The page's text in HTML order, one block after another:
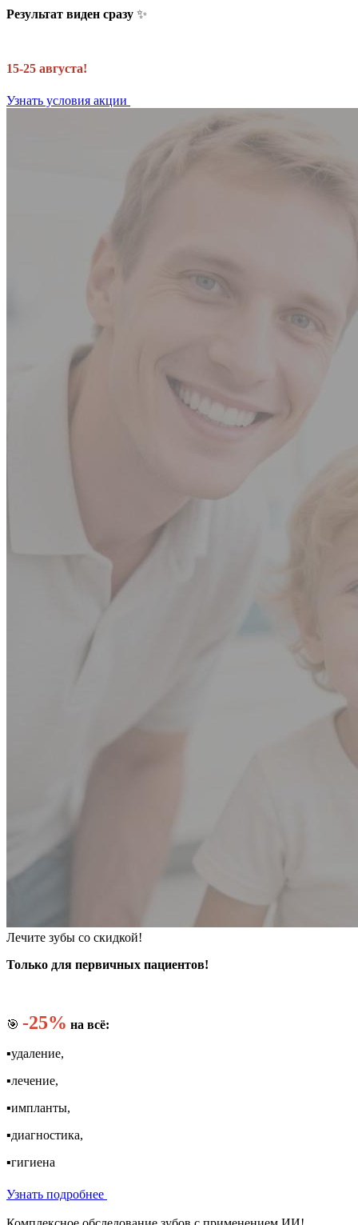
Результат виден сразу ✨
15-25 августа!
Узнать условия акции
Лечите зубы со скидкой!
Только для первичных пациентов!
🎯 -25% на всё:
▪️удаление,
▪️лечение,
▪️импланты,
▪️диагностика,
▪️гигиена
Узнать подробнее